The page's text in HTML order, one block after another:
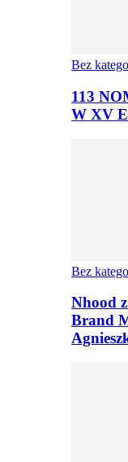
Bez
113
W XV
Bez
Nhood
Brand